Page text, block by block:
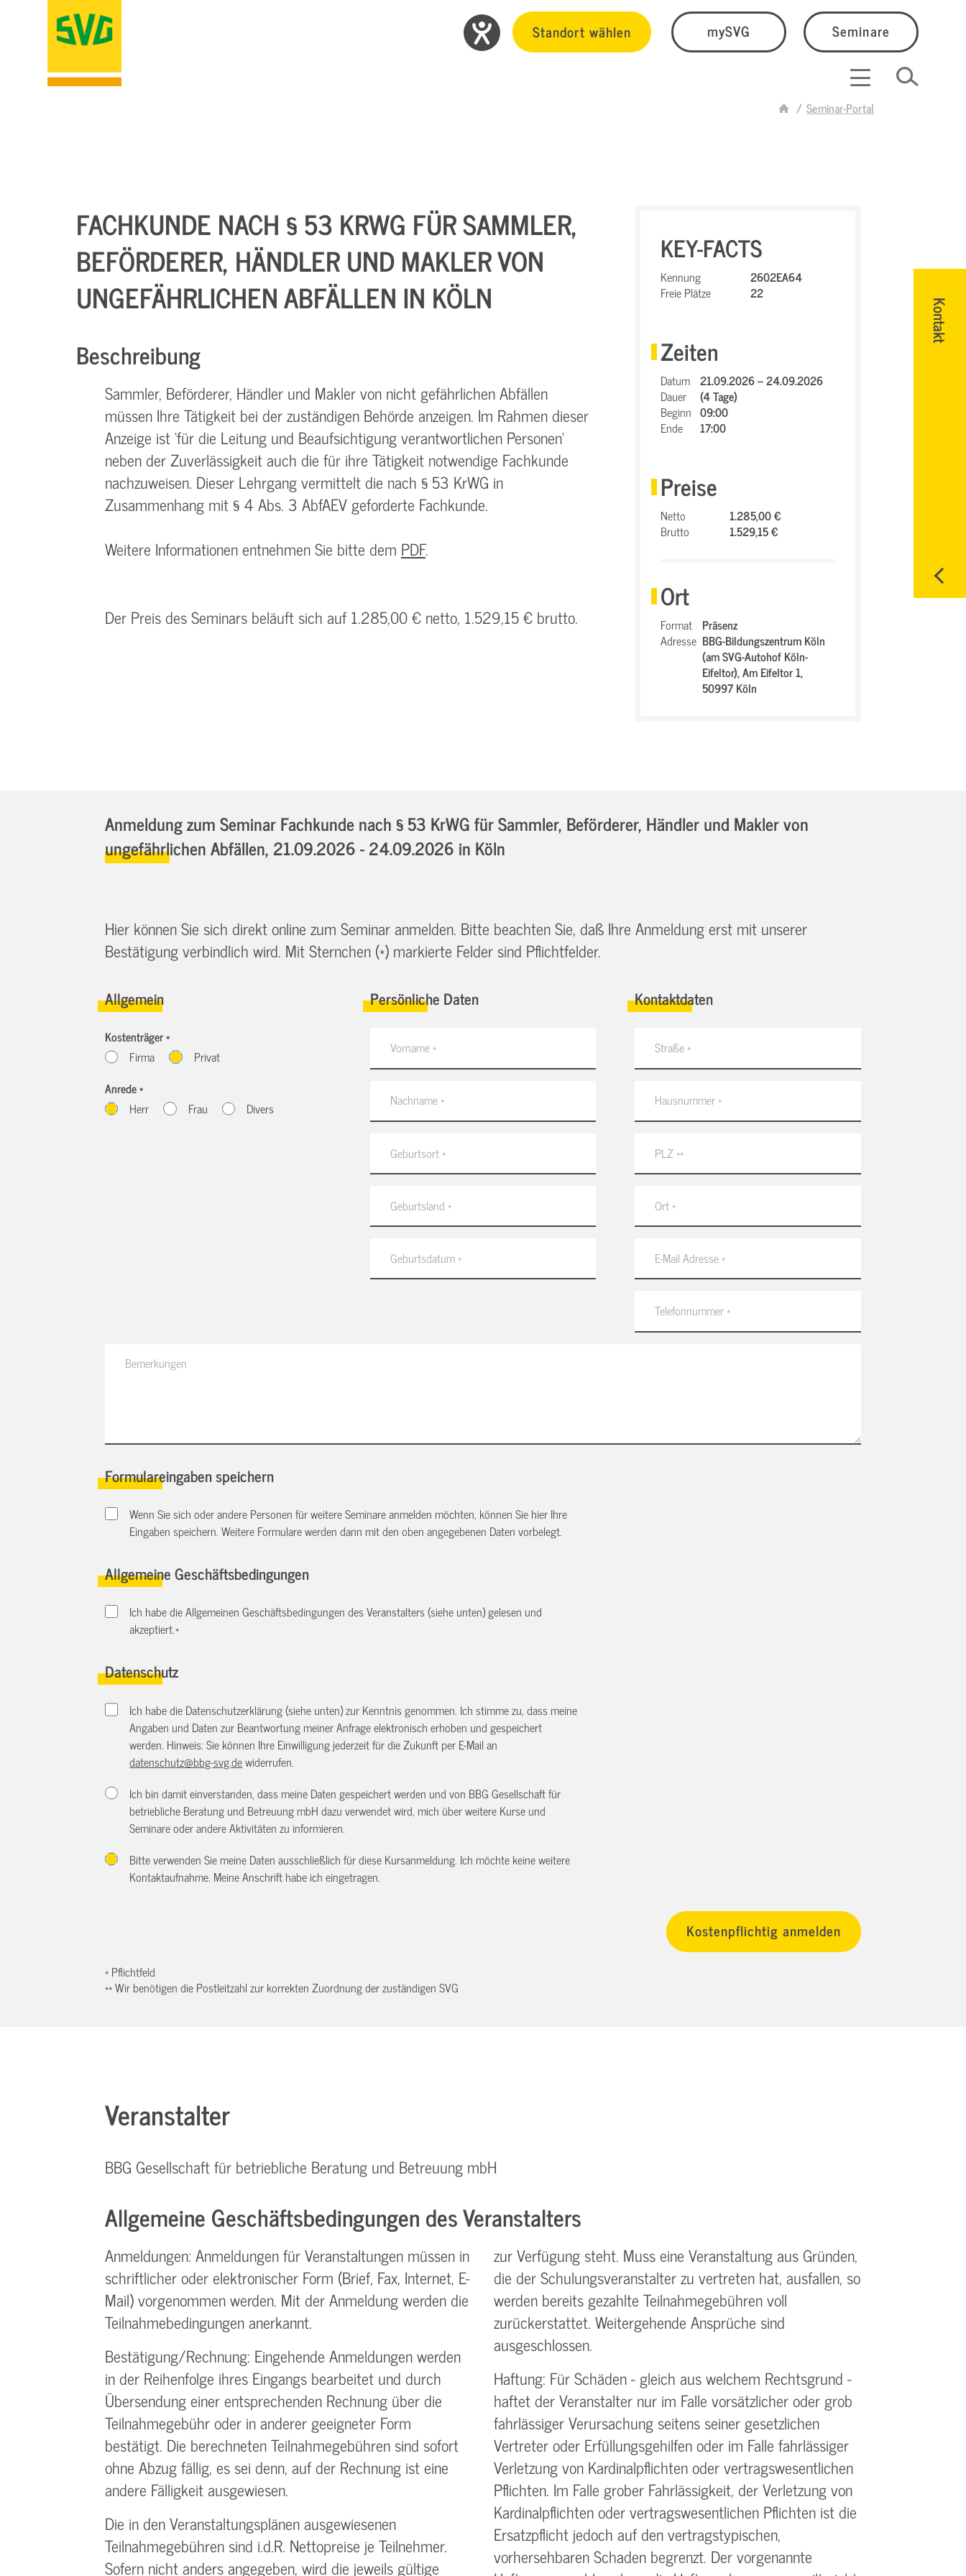
Standort wählen mySVG Seminare
Seminar-Portal
Kontakt
FACHKUNDE NACH § 53 KRWG FÜR SAMMLER,
BEFÖRDERER, HÄNDLER UND MAKLER VON
UNGEFÄHRLICHEN ABFÄLLEN IN KÖLN
Beschreibung
Sammler, Beförderer, Händler und Makler von nicht gefährlichen Abfällen
müssen Ihre Tätigkeit bei der zuständigen Behörde anzeigen. Im Rahmen dieser
Anzeige ist ‘für die Leitung und Beaufsichtigung verantwortlichen Personen‘
neben der Zuverlässigkeit auch die für ihre Tätigkeit notwendige Fachkunde
nachzuweisen. Dieser Lehrgang vermittelt die nach § 53 KrWG in
Zusammenhang mit § 4 Abs. 3 AbfAEV geforderte Fachkunde.
Weitere Informationen entnehmen Sie bitte dem PDF.
Der Preis des Seminars beläuft sich auf 1.285,00 € netto, 1.529,15 € brutto.
KEY-FACTS
Kennung
2602EA64
Freie Plätze
22
Zeiten
Datum 21.09.2026 – 24.09.2026
Dauer
(4 Tage)
Beginn 09:00
Ende
17:00
Preise
Netto
1.285,00 €
Brutto
1.529,15 €
Ort
Format Präsenz
Adresse BBG-Bildungszentrum Köln
(am SVG-Autohof Köln-
Eifeltor),Am Eifeltor 1,
50997 Köln
Anmeldung zum Seminar Fachkunde nach § 53 KrWG für Sammler, Beförderer, Händler und Makler von
ungefährlichen Abfällen, 21.09.2026 - 24.09.2026 in Köln
Hier können Sie sich direkt online zum Seminar anmelden. Bitte beachten Sie, daß Ihre Anmeldung erst mit unserer
Bestätigung verbindlich wird. Mit Sternchen (*) markierte Felder sind Pflichtfelder.
Allgemein
Kostenträger *
Firma
Privat
Anrede *
Herr
Frau Divers
Persönliche Daten Kontaktdaten
Formulareingaben speichern
Wenn Sie sich oder andere Personen für weitere Seminare anmelden möchten, können Sie hier Ihre
Eingaben speichern. Weitere Formulare werden dann mit den oben angegebenen Daten vorbelegt.
Allgemeine Geschäftsbedingungen
Ich habe die Allgemeinen Geschäftsbedingungen des Veranstalters (siehe unten) gelesen und
akzeptiert.*
Datenschutz
Ich habe die Datenschutzerklärung (siehe unten) zur Kenntnis genommen. Ich stimme zu, dass meine
Angaben und Daten zur Beantwortung meiner Anfrage elektronisch erhoben und gespeichert
werden. Hinweis: Sie können Ihre Einwilligung jederzeit für die Zukunft per E-Mail an
datenschutz@bbg-svg.dewiderrufen.
Ich bin damit einverstanden, dass meine Daten gespeichert werden und von BBG Gesellschaft für
betriebliche Beratung und Betreuung mbH dazu verwendet wird, mich über weitere Kurse und
Seminare oder andere Aktivitäten zu informieren.
Bitte verwenden Sie meine Daten ausschließlich für diese Kursanmeldung. Ich möchte keine weitere
Kontaktaufnahme. Meine Anschrift habe ich eingetragen.
* Pflichtfeld
** Wir benötigen die Postleitzahl zur korrekten Zuordnung der zuständigen SVG
Veranstalter
BBG Gesellschaft für betriebliche Beratung und Betreuung mbH
Allgemeine Geschäftsbedingungen des Veranstalters
Anmeldungen: Anmeldungen für Veranstaltungen müssen in
schriftlicher oder elektronischer Form (Brief, Fax, Internet, E-
Mail) vorgenommen werden. Mit der Anmeldung werden die
Teilnahme­bedingungen anerkannt.
Bestätigung­/Rechnung: Eingehende Anmeldungen werden
in der Reihenfolge ihres Eingangs bearbeitet und durch
Übersendung einer entsprechenden Rechnung über die
Teilnahmegebühr oder in anderer geeigneter Form
bestätigt. Die berechneten Teilnahmegebühren sind sofort
ohne Abzug fällig, es sei denn, auf der Rechnung ist eine
andere Fälligkeit ausgewiesen.
Die in den Veranstaltungsplänen ausgewiesenen
Teilnahmegebühren sind i.d.R. Nettopreise je Teilnehmer.
Sofern nicht anders angegeben, wird die jeweils gültige
zur Verfügung steht. Muss eine Veranstaltung aus Gründen,
die der Schulungs­veranstalter zu vertreten hat, ausfallen, so
werden bereits gezahlte Teilnahme­gebühren voll
zurückerstattet. Weitergehende Ansprüche sind
ausgeschlossen.
Haftung: Für Schäden - gleich aus welchem Rechtsgrund -
haftet der Veranstalter nur im Falle vorsätzlicher oder grob
fahrlässiger Verursachung seitens seiner gesetzlichen
Vertreter oder Erfüllungsgehilfen oder im Falle fahrlässiger
Verletzung von Kardinalpflichten oder vertrags­wesentlichen
Pflichten. Im Falle grober Fahrlässigkeit, der Verletzung von
Kardinalpflichten oder vertrags­wesentlichen Pflichten ist die
Ersatzpflicht jedoch auf den vertragstypischen,
vorhersehbaren Schaden begrenzt. Der vorgenannte